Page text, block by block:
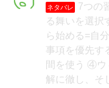
ネタバレ
7つの
る舞いを選択
ら始める=自
事項を優先す
間を使う ④
解に徹し、そ